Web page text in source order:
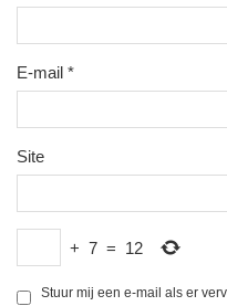
E-mail *
Site
+ 7 = 12
Stuur mij een e-mail als er